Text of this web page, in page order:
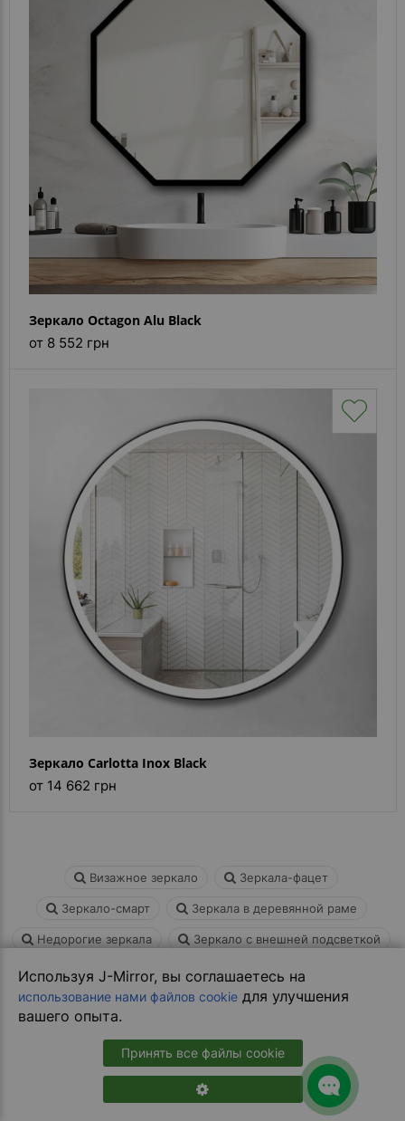
Используя J-Mirror, вы соглашаетесь на
использование нами файлов cookie для улучшения
вашего опыта.
Принять все файлы cookie
Зеркало Octagon Alu Black
от 8 552 грн
Зеркало Carlotta Inox Black
от 14 662 грн
Визажное зеркало Зеркала-фацет
Зеркало-смарт Зеркала в деревянной раме
Недорогие зеркала Зеркало с внешней подсветкой
Женское косметическое зеркало
Зеркала для макияжа с лампочками
Зеркала черные с размерами под заказ:
материалы и функциональность